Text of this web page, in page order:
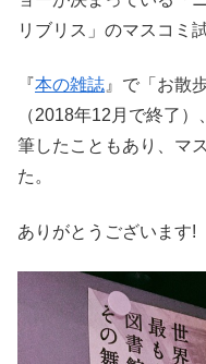
リブリス」のマスコミ
『本の雑誌 』で「お散
（2018年12月で終了）
筆したこともあり、マ
た。
ありがとうございます!